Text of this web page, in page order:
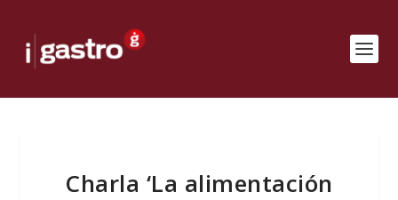
Charla ‘La alimentación